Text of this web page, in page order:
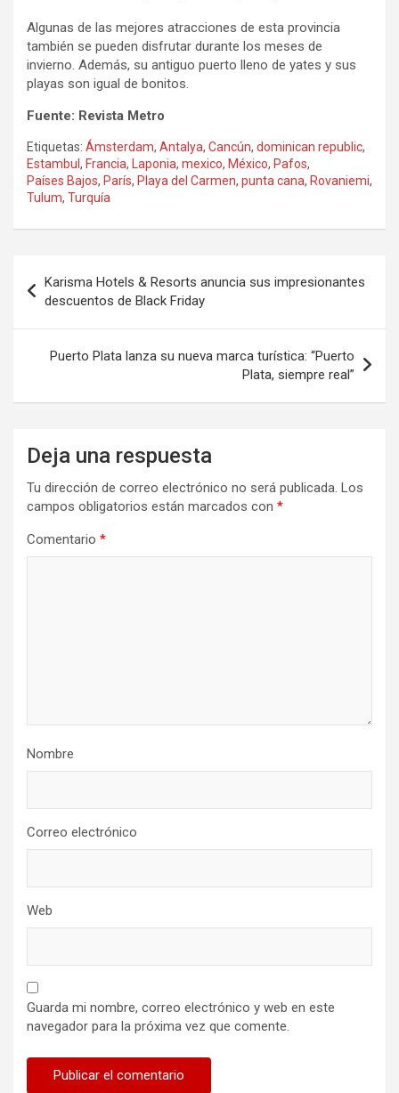
Algunas de las mejores atracciones de esta provincia
también se pueden disfrutar durante los meses de
invierno. Además, su antiguo puerto lleno de yates y sus
playas son igual de bonitos.
Fuente: Revista Metro
Etiquetas: Ámsterdam, Antalya, Cancún, dominican republic,
Estambul , Francia, Laponia, mexico, México, Pafos,
Países Bajos, París, Playa del Carmen, punta cana, Rovaniemi,
Tulum, Turquía
de
entradas
Karisma Hotels & Resorts anuncia sus impresionantes
descuentos de Black Friday
Puerto Plata lanza su nueva marca turística: “Puerto
Plata, siempre real”
Deja una respuesta
Tu dirección de correo electrónico no será publicada. Los
campos obligatorios están marcados con *
Comentario *
Nombre
Correo electrónico
Web
Guarda mi nombre, correo electrónico y web en este
navegador para la próxima vez que comente.